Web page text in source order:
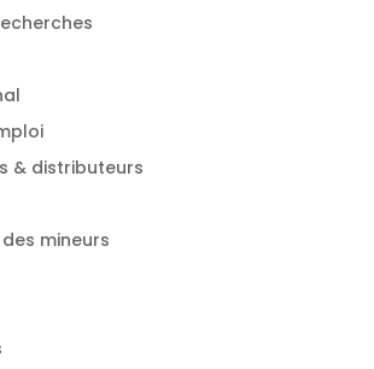
& distributeurs
mineurs